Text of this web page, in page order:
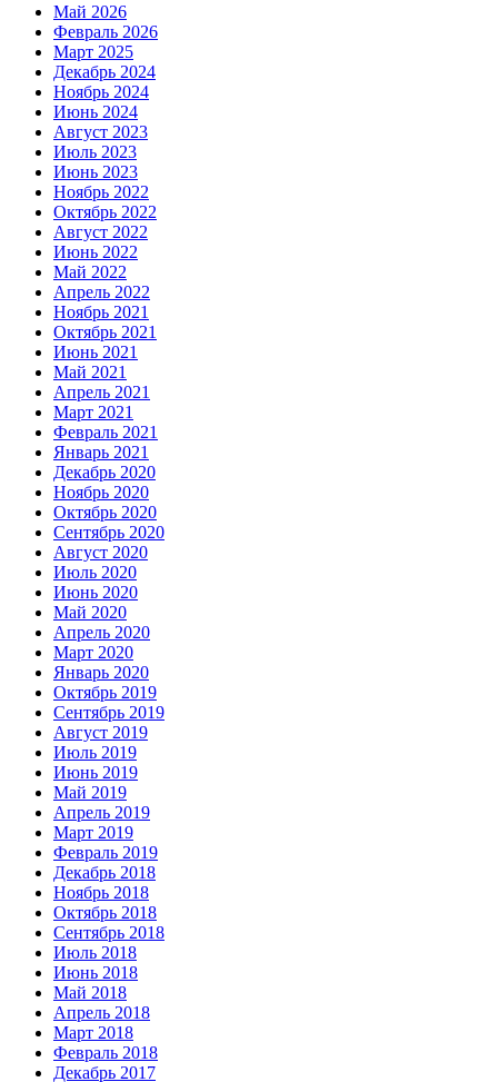
Май 2026
Февраль 2026
Март 2025
Декабрь 2024
Ноябрь 2024
Июнь 2024
Август 2023
Июль 2023
Июнь 2023
Ноябрь 2022
Октябрь 2022
Август 2022
Июнь 2022
Май 2022
Апрель 2022
Ноябрь 2021
Октябрь 2021
Июнь 2021
Май 2021
Апрель 2021
Март 2021
Февраль 2021
Январь 2021
Декабрь 2020
Ноябрь 2020
Октябрь 2020
Сентябрь 2020
Август 2020
Июль 2020
Июнь 2020
Май 2020
Апрель 2020
Март 2020
Январь 2020
Октябрь 2019
Сентябрь 2019
Август 2019
Июль 2019
Июнь 2019
Май 2019
Апрель 2019
Март 2019
Февраль 2019
Декабрь 2018
Ноябрь 2018
Октябрь 2018
Сентябрь 2018
Июль 2018
Июнь 2018
Май 2018
Апрель 2018
Март 2018
Февраль 2018
Декабрь 2017